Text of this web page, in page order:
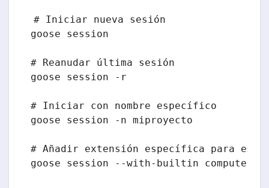
# Iniciar nueva sesión
goose session
# Reanudar última sesión
goose session -r
# Iniciar con nombre específico
goose session -n miproyecto
# Añadir extensión específica para esta
goose session --with-builtin